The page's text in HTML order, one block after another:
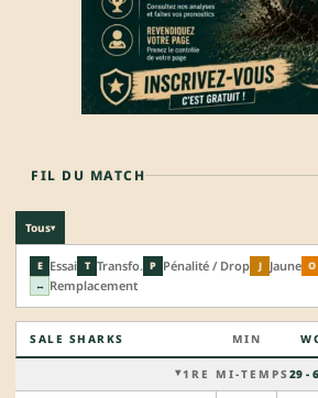
FIL DU MATCH
Tous▾
E Essai T Transfo. P Pénalité / Drop J Jaune O
↔ Remplacement
SALE SHARKS MIN
1RE MI-TEMPS 29 - 6